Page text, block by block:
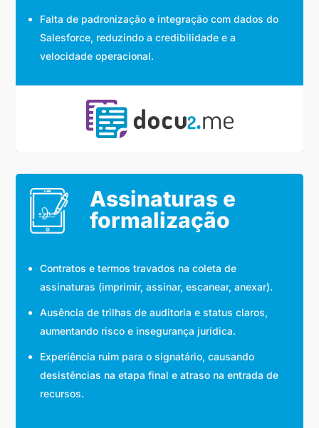
Falta de padronização e integração com dados do
Salesforce, reduzindo a credibilidade e a
velocidade operacional.
Assinaturas e
formalização
Contratos e termos travados na coleta de
assinaturas (imprimir, assinar, escanear, anexar).
Ausência de trilhas de auditoria e status claros,
aumentando risco e insegurança jurídica.
Experiência ruim para o signatário, causando
desistências na etapa final e atraso na entrada de
recursos.